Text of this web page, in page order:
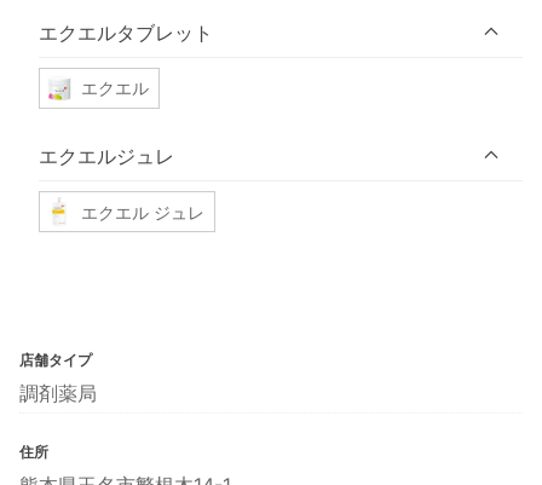
エクエルタブレット
エクエル
エクエルジュレ
エクエル ジュレ
店舗タイプ
調剤薬局
住所